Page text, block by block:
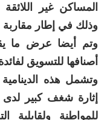
المساكن غير
وذلك في إطار مقاربة
أصنافها للتسويق
وتشمل هذه
إثارة شغف كبير لدى
للمواطنة ولقابلية